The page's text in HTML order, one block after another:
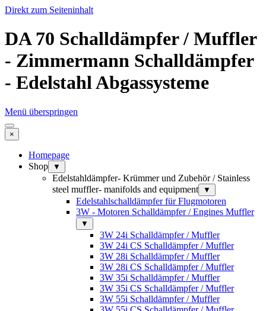
Direkt zum Seiteninhalt
DA 70 Schalldämpfer / Muffler
- Zimmermann Schalldämpfer
- Edelstahl Abgassysteme
Menü überspringen
×
Homepage
Shop
▼
Edelstahldämpfer- Krümmer und Zubehör / Stainless
steel muffler- manifolds and equipment
▼
Edelstahlschalldämpfer für Flugmotoren
3W - Motoren Schalldämpfer / Engines Muffler
▼
3W 24i Schalldämpfer / Muffler
3W 24i CS Schalldämpfer / Muffler
3W 28i Schalldämpfer / Muffler
3W 28i CS Schalldämpfer / Muffler
3W 35i Schalldämpfer / Muffler
3W 35i CS Schalldämpfer / Muffler
3W 55i Schalldämpfer / Muffler